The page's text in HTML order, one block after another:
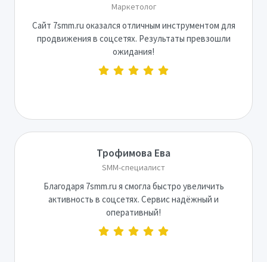
Маркетолог
Сайт 7smm.ru оказался отличным инструментом для
продвижения в соцсетях. Результаты превзошли
ожидания!
Трофимова Ева
SMM-специалист
Благодаря 7smm.ru я смогла быстро увеличить
активность в соцсетях. Сервис надёжный и
оперативный!